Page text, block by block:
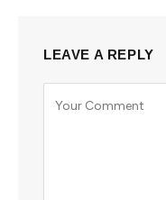
LEAVE A REPLY